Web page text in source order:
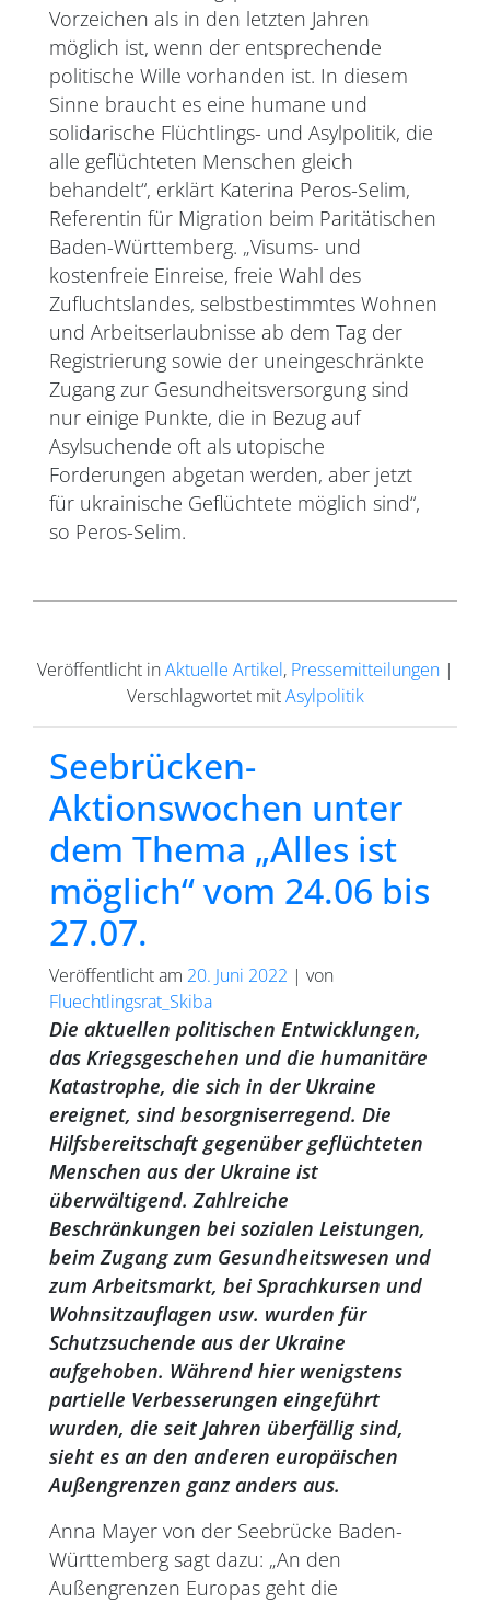
Vorzeichen als in den letzten Jahren
möglich ist, wenn der entsprechende
politische Wille vorhanden ist. In diesem
Sinne braucht es eine humane und
solidarische Flüchtlings- und Asylpolitik, die
alle geflüchteten Menschen gleich
behandelt“, erklärt Katerina Peros-Selim,
Referentin für Migration beim Paritätischen
Baden-Württemberg. „Visums- und
kostenfreie Einreise, freie Wahl des
Zufluchtslandes, selbstbestimmtes Wohnen
und Arbeitserlaubnisse ab dem Tag der
Registrierung sowie der uneingeschränkte
Zugang zur Gesundheitsversorgung sind
nur einige Punkte, die in Bezug auf
Asylsuchende oft als utopische
Forderungen abgetan werden, aber jetzt
für ukrainische Geflüchtete möglich sind“,
so Peros-Selim.
Veröffentlicht inAktuelle Artikel, Pressemitteilungen|
Verschlagwortet mitAsylpolitik
Seebrücken-
Aktionswochen unter
dem Thema „Alles ist
möglich“ vom 24.06 bis
27.07.
Veröffentlicht am 20. Juni 2022 | von
Fluechtlingsrat_Skiba
Die aktuellen politischen Entwicklungen,
das Kriegsgeschehen und die humanitäre
Katastrophe, die sich in der Ukraine
ereignet, sind besorgniserregend. Die
Hilfsbereitschaft gegenüber geflüchteten
Menschen aus der Ukraine ist
überwältigend. Zahlreiche
Beschränkungen bei sozialen Leistungen,
beim Zugang zum Gesundheitswesen und
zum Arbeitsmarkt, bei Sprachkursen und
Wohnsitzauflagen usw. wurden für
Schutzsuchende aus der Ukraine
aufgehoben. Während hier wenigstens
partielle Verbesserungen eingeführt
wurden, die seit Jahren überfällig sind,
sieht es an den anderen europäischen
Außengrenzen ganz anders aus.
Anna Mayer von der Seebrücke Baden-
Württemberg sagt dazu: „An den
Außengrenzen Europas geht die